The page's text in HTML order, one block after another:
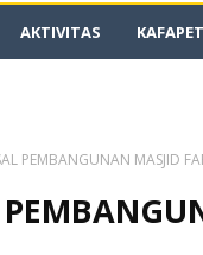
AKTIVITAS KAFAPET
PEMBANGUNAN MASJID